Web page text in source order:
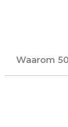
Waarom